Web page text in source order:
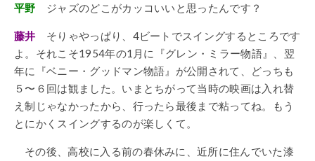
平野 ジャズのどこがカッコいいと思ったんです？
藤井 そりゃやっぱり、4ビートでスイングするところです
よ。それこそ1954年の1月に『グレン・ミラー物語』、翌
年に『ベニー・グッドマン物語』が公開されて、どっちも
５〜６回は観ました。いまとちがって当時の映画は入れ替
え制じゃなかったから、行ったら最後まで粘ってね。もう
とにかくスイングするのが楽しくて。
その後、高校に入る前の春休みに、近所に住んでいた漆